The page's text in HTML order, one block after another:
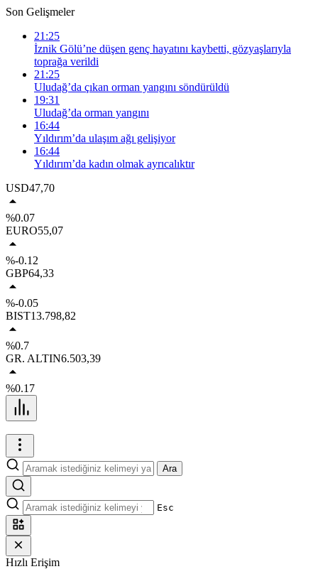
Son Gelişmeler
21:25
İznik Gölü’ne düşen genç hayatını kaybetti, gözyaşlarıyla
toprağa verildi
21:25
Uludağ’da çıkan orman yangını söndürüldü
19:31
Uludağ’da orman yangını
16:44
Yıldırım’da ulaşım ağı gelişiyor
16:44
Yıldırım’da kadın olmak ayrıcalıktır
USD47,70
%0.07
EURO55,07
%-0.12
GBP64,33
%-0.05
BIST13.798,82
%0.7
GR. ALTIN6.503,39
%0.17
Ara
Esc
Hızlı Erişim